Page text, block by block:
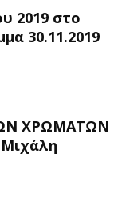
2019 στο
30.11.2019
ΧΡΩΜΑΤΩΝ